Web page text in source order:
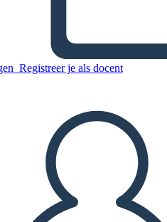
Registreer je als docent
Maken 2
dit Storyboard
STORYBOARD